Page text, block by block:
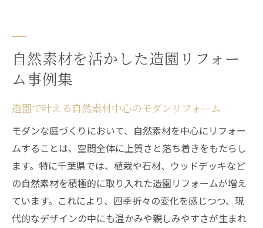
自然素材を活かした造園リフォー
ム事例集
造園で叶える自然素材中心のモダンリフォーム
モダンな庭づくりにおいて、自然素材を中心にリフォー
ムすることは、空間全体に上質さと落ち着きをもたらし
ます。特に千葉県では、植栽や石材、ウッドデッキなど
の自然素材を積極的に取り入れた造園リフォームが増え
ています。これにより、四季折々の変化を感じつつ、現
代的なデザインの中にも温かみや親しみやすさが生まれ